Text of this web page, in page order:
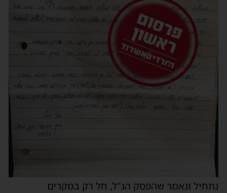
נתחיל ונאמר שהפסק הנ"ל, חל רק במקרים